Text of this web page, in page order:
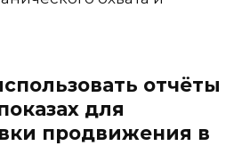
отчёты
для
продвижения в